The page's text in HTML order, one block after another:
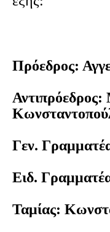
Πρόεδρος:
Γεν.
Ειδ.
Ταμίας: